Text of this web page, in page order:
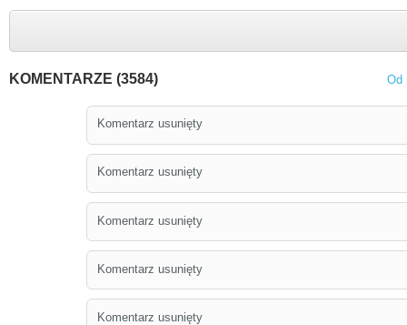
KOMENTARZE (3584) Od
Komentarz usunięty
Komentarz usunięty
Komentarz usunięty
Komentarz usunięty
Komentarz usunięty